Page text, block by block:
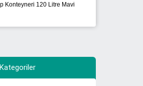
Konteyneri 120 Litre Mavi